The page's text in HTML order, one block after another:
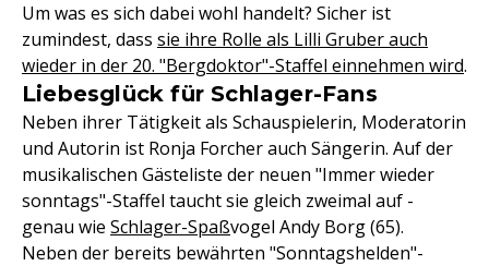
Um was es sich dabei wohl handelt? Sicher ist
zumindest, dass sie ihre Rolle als Lilli Gruber auch
wieder in der 20. "Bergdoktor"-Staffel einnehmen wird.
Liebesglück für Schlager-Fans
Neben ihrer Tätigkeit als Schauspielerin, Moderatorin
und Autorin ist Ronja Forcher auch Sängerin. Auf der
musikalischen Gästeliste der neuen "Immer wieder
sonntags"-Staffel taucht sie gleich zweimal auf -
genau wie Schlager-Spaßvogel Andy Borg (65).
Neben der bereits bewährten "Sonntagshelden"-